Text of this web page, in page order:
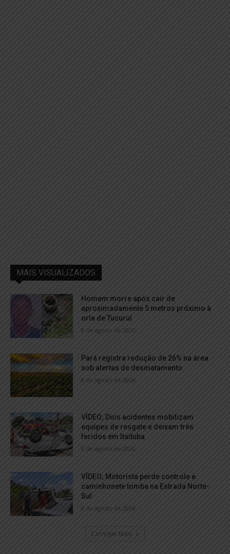
MAIS VISUALIZADOS
Homem morre após cair de
aproximadamente 5 metros próximo à
orla de Tucuruí
8 de agosto de 2026
Pará registra redução de 26% na área
sob alertas de desmatamento
8 de agosto de 2026
VÍDEO; Dois acidentes mobilizam
equipes de resgate e deixam três
feridos em Itaituba
8 de agosto de 2026
VÍDEO; Motorista perde controle e
caminhonete tomba na Estrada Norte-
Sul
8 de agosto de 2026
Carregar Mais